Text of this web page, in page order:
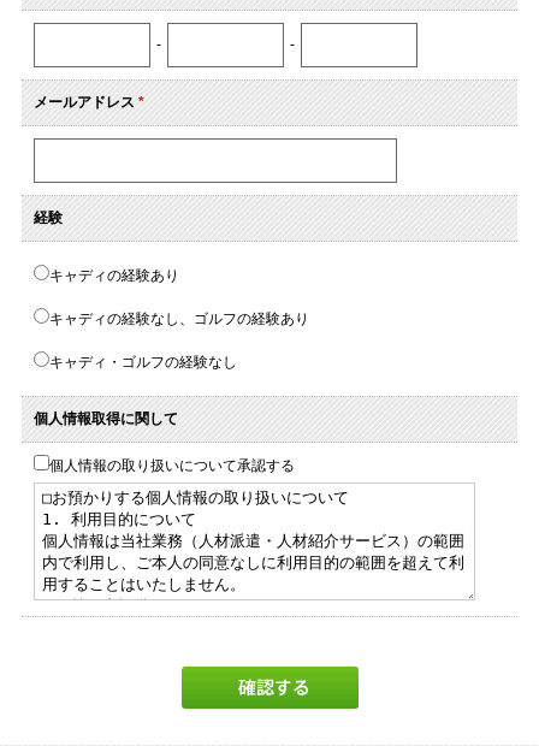
- -
メールアドレス *
経験
キャディの経験あり
キャディの経験なし、ゴルフの経験あり
キャディ・ゴルフの経験なし
個人情報取得に関して
個人情報の取り扱いについて承認する